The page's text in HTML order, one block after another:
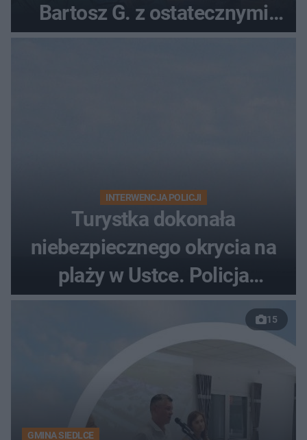
Bartosz G. z ostatecznymi
INTERWENCJA POLICJI
Turystka dokonała
niebezpiecznego okrycia na
plaży w Ustce. Policja
musiała zamknąć odcinek
wybrzeża
15
GMINA SIEDLCE